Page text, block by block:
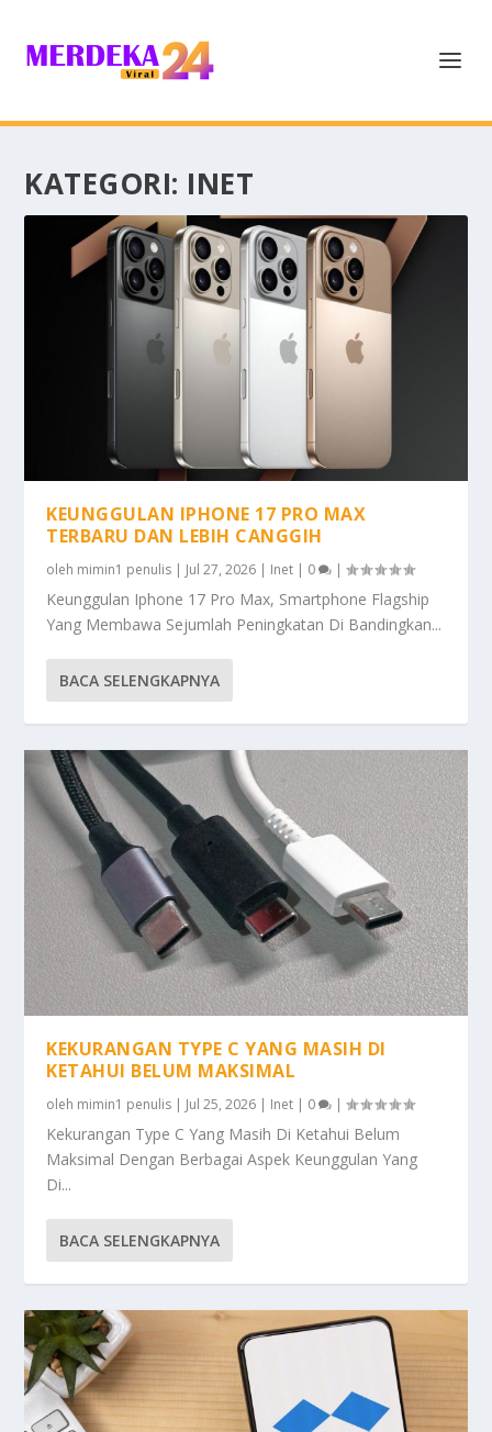
KATEGORI: INET
KEUNGGULAN IPHONE 17 PRO MAX
TERBARU DAN LEBIH CANGGIH
oleh mimin1 penulis | Jul 27, 2026 | Inet | 0 |
Keunggulan Iphone 17 Pro Max, Smartphone Flagship
Yang Membawa Sejumlah Peningkatan Di Bandingkan...
BACA SELENGKAPNYA
KEKURANGAN TYPE C YANG MASIH DI
KETAHUI BELUM MAKSIMAL
oleh mimin1 penulis | Jul 25, 2026 | Inet | 0 |
Kekurangan Type C Yang Masih Di Ketahui Belum
Maksimal Dengan Berbagai Aspek Keunggulan Yang
Di...
BACA SELENGKAPNYA